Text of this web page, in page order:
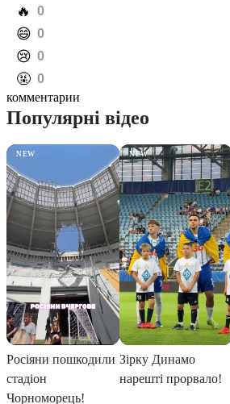
️🔥 0
️😄 0
️😢 0
️🤬 0
комментарии